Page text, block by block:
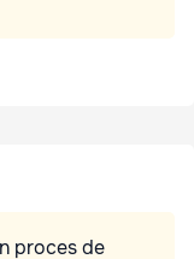
proces de